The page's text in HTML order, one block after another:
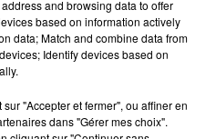
APRÈS LA...
and browsing data to offer
based on information actively
data; Match and combine data from
Identify devices based on
"Accepter et fermer", ou affiner en
dans "Gérer mes choix".